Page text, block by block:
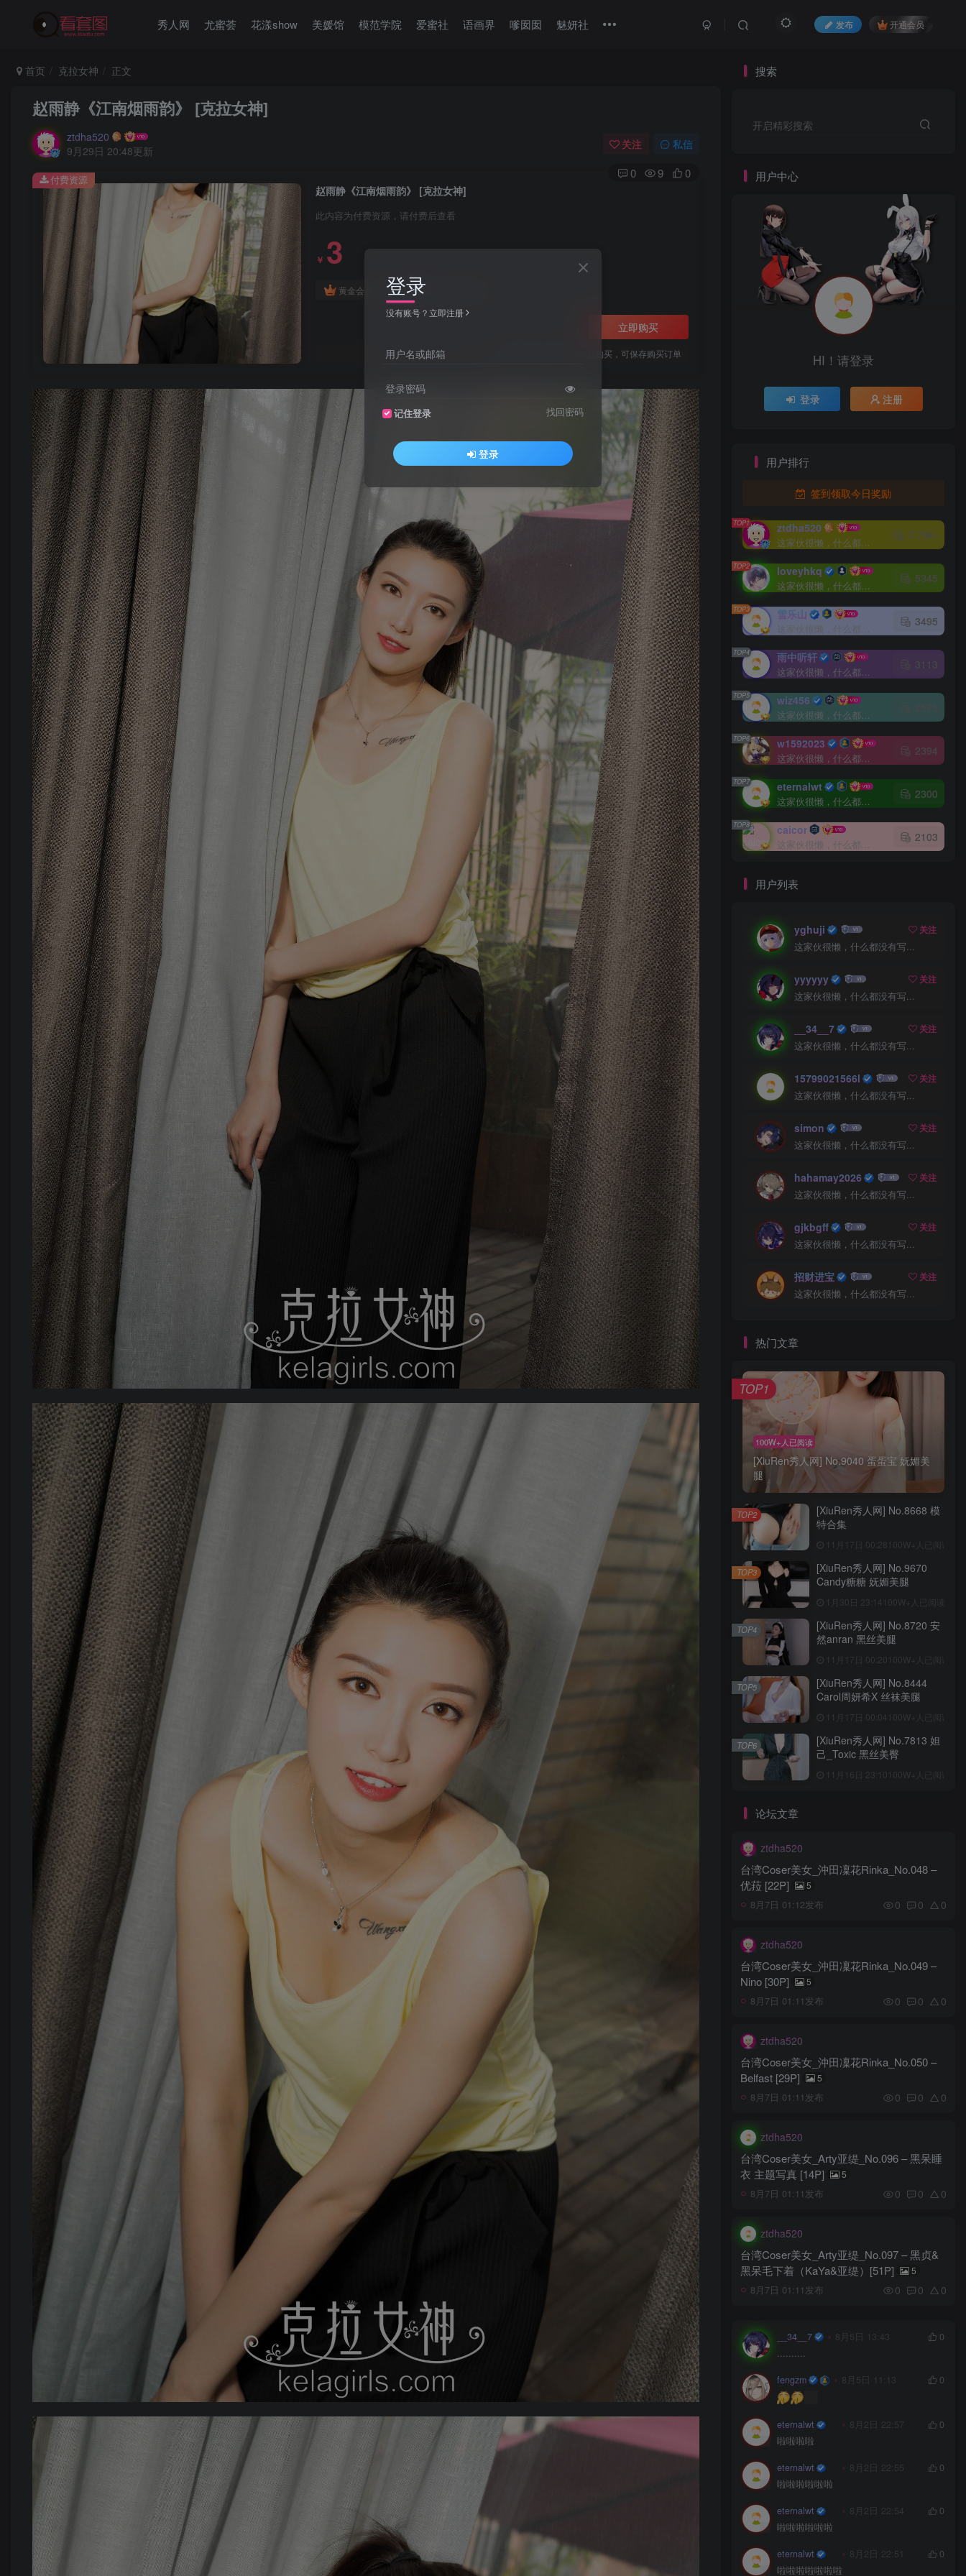
秀人网 尤蜜荟 花漾show 美媛馆 模范学院 爱蜜社 语画界 嗲囡囡 魅妍社 发布 开通会员
首页 克拉女神 正文
赵雨静《江南烟雨韵》 [克拉女神]
ztdha520
9月29日 20:48更新
关注 私信
0 9 0
赵雨静《江南烟雨韵》 [克拉女神]
此内容为付费资源，请付费后查看
￥ 3
黄金会员 免费
立即购买
您当前未登录！建议登陆后购买，可保存购买订单
付费资源
搜索
开启精彩搜索
用户中心
HI！请登录
登录 注册
用户排行
签到领取今日奖励
TOP1 ztdha520
这家伙很懒，什么都没有写...
7.7W+
TOP2 loveyhkq
这家伙很懒，什么都没有写...
5345
TOP3 雪乐山
这家伙很懒，什么都没有写...
3495
TOP4 雨中听轩
这家伙很懒，什么都没有写...
TOP5 wiz456
这家伙很懒，什么都没有写...
TOP6 w1592023
这家伙很懒，什么都没有写...
2394
TOP7 eternalwt
这家伙很懒，什么都没有写...
2300
TOP8 caicor
这家伙很懒，什么都没有写...
2103
用户列表
yghuji
关注
这家伙很懒，什么都没有写...
yyyyyy
关注
这家伙很懒，什么都没有写...
__34__7
关注
这家伙很懒，什么都没有写...
15799021566l
关注
这家伙很懒，什么都没有写...
simon
关注
这家伙很懒，什么都没有写...
hahamay2026
关注
这家伙很懒，什么都没有写...
gjkbgff
关注
这家伙很懒，什么都没有写...
招财进宝
关注
这家伙很懒，什么都没有写...
热门文章
100W+人已阅读
[XiuRen秀人网] No.9040 蛋蛋宝 妩媚美
腿
TOP1
[XiuRen秀人网] No.8668 模
特合集
11月17日 00:28 100W+人已阅读
TOP2
[XiuRen秀人网] No.9670
Candy糖糖 妩媚美腿
1月30日 23:14 100W+人已阅读
TOP3
[XiuRen秀人网] No.8720 安
然anran 黑丝美腿
11月17日 00:20 100W+人已阅读
TOP4
[XiuRen秀人网] No.8444
Carol周妍希X 丝袜美腿
11月17日 00:04 100W+人已阅读
TOP5
[XiuRen秀人网] No.7813 妲
己_Toxic 黑丝美臀
11月16日 23:10 100W+人已阅读
TOP6
论坛文章
ztdha520
台湾Coser美女_沖田凜花Rinka_No.048 –
优菈 [22P]
5
8月7日 01:12发布 0 0 0
ztdha520
台湾Coser美女_沖田凜花Rinka_No.049 –
Nino [30P]
5
8月7日 01:11发布 0 0 0
ztdha520
台湾Coser美女_沖田凜花Rinka_No.050 –
Belfast [29P]
5
8月7日 01:11发布 0 0 0
ztdha520
台湾Coser美女_Arty亚缇_No.096 – 黑呆睡
衣 主题写真 [14P]
5
8月7日 01:11发布 0 0 0
ztdha520
台湾Coser美女_Arty亚缇_No.097 – 黑贞&
黑呆毛下着（KaYa&亚缇）[51P]
5
8月7日 01:11发布 0 0 0
__34__7 8月5日 13:43
0
..........
fengzm 8月5日 11:13 0
eternalwt 8月2日 22:57
0
啦啦啦啦
eternalwt 8月2日 22:55
0
啦啦啦啦啦啦
eternalwt 8月2日 22:54
0
啦啦啦啦啦啦
eternalwt 8月2日 22:51
0
啦啦啦啦啦啦啦
登录
没有账号？立即注册
用户名或邮箱
登录密码
记住登录 找回密码
登录